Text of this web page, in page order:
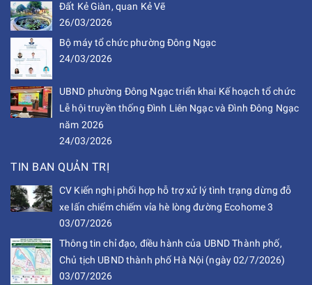
Đất Kẻ Giàn, quan Kẻ Vẽ
26/03/2026
Bộ máy tổ chức phường Đông Ngạc
24/03/2026
UBND phường Đông Ngạc triển khai Kế hoạch tổ chức
Lễ hội truyền thống Đình Liên Ngạc và Đình Đông Ngạc
năm 2026
24/03/2026
TIN BAN QUẢN TRỊ
CV Kiến nghị phối hợp hỗ trợ xử lý tình trạng dừng đỗ
xe lấn chiếm chiếm vỉa hè lòng đường Ecohome 3
03/07/2026
Thông tin chỉ đạo, điều hành của UBND Thành phố,
Chủ tịch UBND thành phố Hà Nội (ngày 02/7/2026)
03/07/2026